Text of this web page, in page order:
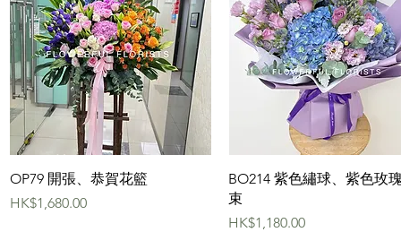
快速瀏覽
OP79 開張、恭賀花籃
價格
HK$1,680.00
快速瀏覽
BO214 紫色繡球、紫色玫
束
價格
HK$1,180.00